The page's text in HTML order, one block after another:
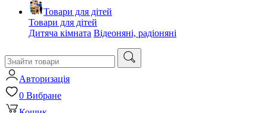
Товари для дітей
Товари для дітей
Дитяча кімната Відеоняні, радіоняні
Авторизація
0 Вибране